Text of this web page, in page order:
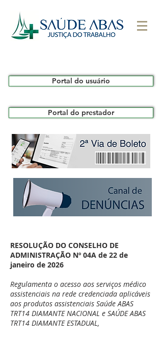
Portal do usuário
Portal do prestador
RESOLUÇÃO DO CONSELHO DE
ADMINISTRAÇÃO Nº 04A de 22 de
janeiro de 2026
Regulamenta o acesso aos serviços médico
assistenciais na rede credenciada aplicáveis
aos produtos assistenciais Saúde ABAS
TRT14 DIAMANTE NACIONAL e SAÚDE ABAS
TRT14 DIAMANTE ESTADUAL,